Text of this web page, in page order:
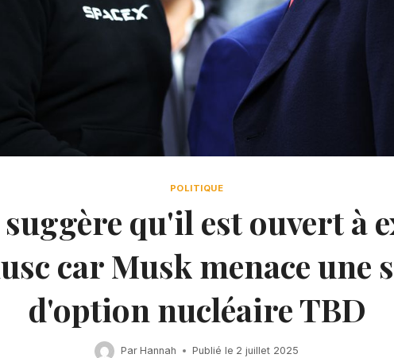
POLITIQUE
qu'il est ouvert à
car Musk menace une
d'option nucléaire TBD
Par Hannah Publié le 2 juillet 2025